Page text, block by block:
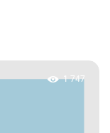
1 747